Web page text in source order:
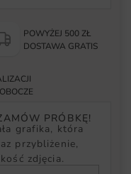
POWYŻEJ 500 ZŁ
DOSTAWA GRATIS
PRÓBKĘ!
grafika, która
przybliżenie,
zdjęcia.